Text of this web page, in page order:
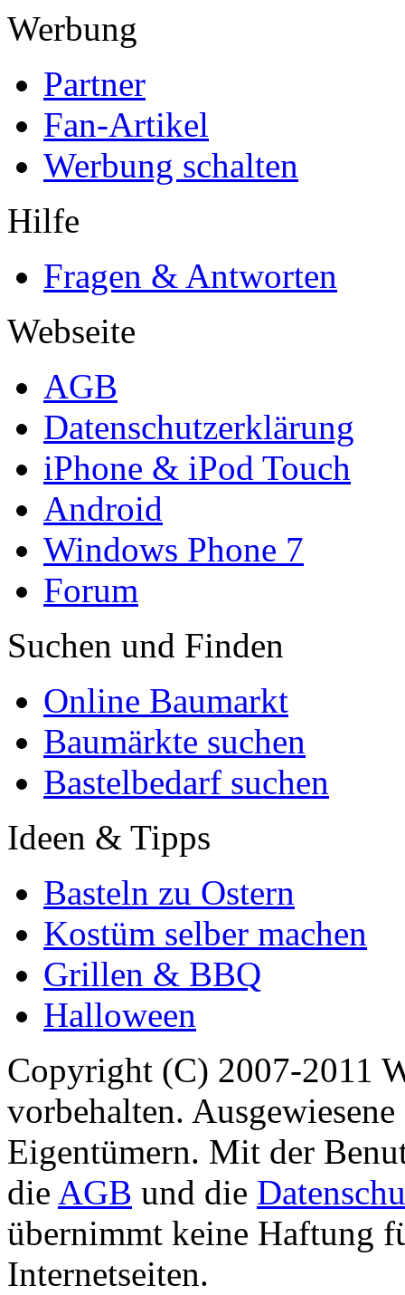
Werbung
Partner
Fan-Artikel
Werbung schalten
Hilfe
Fragen & Antworten
Webseite
AGB
Datenschutzerklärung
iPhone & iPod Touch
Android
Windows Phone 7
Forum
Suchen und Finden
Online Baumarkt
Baumärkte suchen
Bastelbedarf suchen
Ideen & Tipps
Basteln zu Ostern
Kostüm selber machen
Grillen & BBQ
Halloween
Copyright (C) 2007-2011
vorbehalten.
Eigentümern. Mit der
die AGB und die
übernimmt keine Haftung
Internetseiten.